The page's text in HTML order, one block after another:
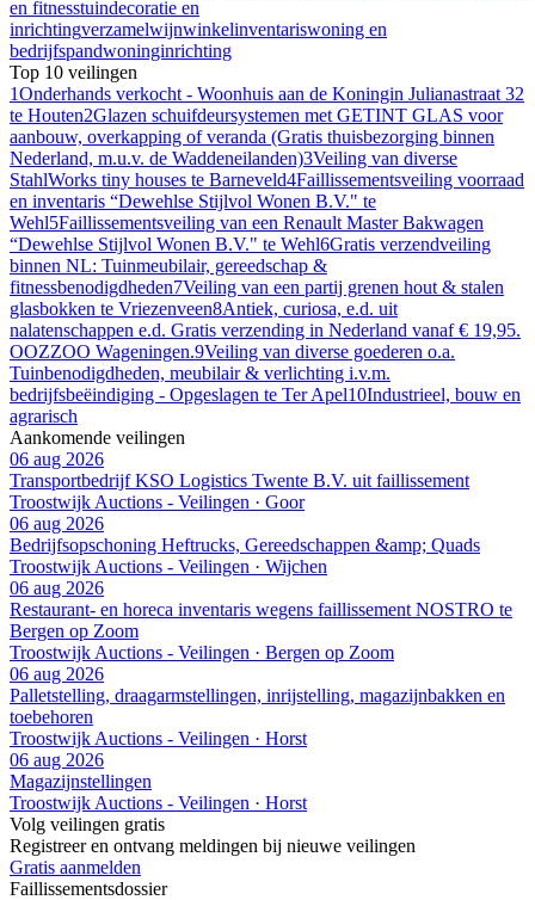
en fitnesstuindecoratie en
inrichtingverzamelwijnwinkelinventariswoning en
bedrijfspandwoninginrichting
Top 10 veilingen
1Onderhands verkocht - Woonhuis aan de Koningin Julianastraat 32
te Houten2Glazen schuifdeursystemen met GETINT GLAS voor
aanbouw, overkapping of veranda (Gratis thuisbezorging binnen
Nederland, m.u.v. de Waddeneilanden)3Veiling van diverse
StahlWorks tiny houses te Barneveld4Faillissementsveiling voorraad
en inventaris “Dewehlse Stijlvol Wonen B.V." te
Wehl5Faillissementsveiling van een Renault Master Bakwagen
“Dewehlse Stijlvol Wonen B.V." te Wehl6Gratis verzendveiling
binnen NL: Tuinmeubilair, gereedschap &
fitnessbenodigdheden7Veiling van een partij grenen hout & stalen
glasbokken te Vriezenveen8Antiek, curiosa, e.d. uit
nalatenschappen e.d. Gratis verzending in Nederland vanaf € 19,95.
OOZZOO Wageningen.9Veiling van diverse goederen o.a.
Tuinbenodigdheden, meubilair & verlichting i.v.m.
bedrijfsbeëindiging - Opgeslagen te Ter Apel10Industrieel, bouw en
agrarisch
Aankomende veilingen
06 aug 2026
Transportbedrijf KSO Logistics Twente B.V. uit faillissement
Troostwijk Auctions - Veilingen · Goor
06 aug 2026
Bedrijfsopschoning Heftrucks, Gereedschappen &amp; Quads
Troostwijk Auctions - Veilingen · Wijchen
06 aug 2026
Restaurant- en horeca inventaris wegens faillissement NOSTRO te
Bergen op Zoom
Troostwijk Auctions - Veilingen · Bergen op Zoom
06 aug 2026
Palletstelling, draagarmstellingen, inrijstelling, magazijnbakken en
toebehoren
Troostwijk Auctions - Veilingen · Horst
06 aug 2026
Magazijnstellingen
Troostwijk Auctions - Veilingen · Horst
Volg veilingen gratis
Registreer en ontvang meldingen bij nieuwe veilingen
Gratis aanmelden
Faillissementsdossier